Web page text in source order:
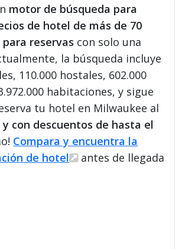
motor de búsqueda para
de hotel de más de 70
reservas con solo una
la búsqueda incluye
110.000 hostales, 602.000
habitaciones, y sigue
tu hotel en Milwaukee al
con descuentos de hasta el
Compara y encuentra la
de hotel
antes de llegada